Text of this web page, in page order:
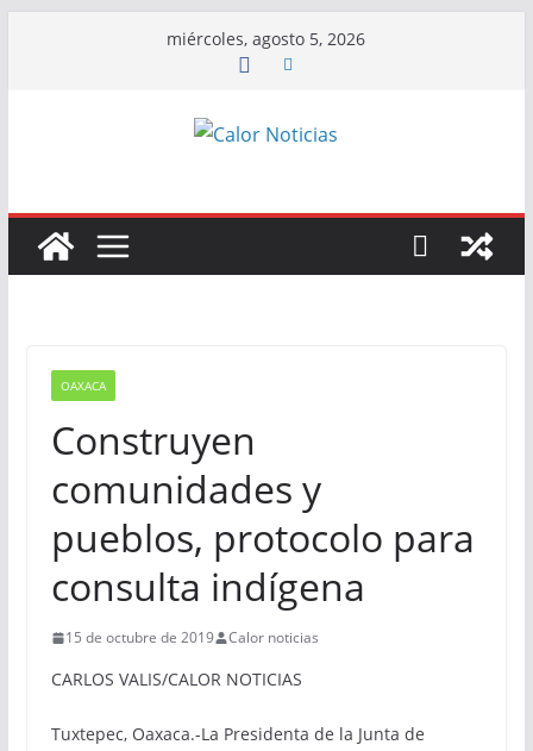
miércoles, agosto 5, 2026
OAXACA
Construyen
comunidades y
pueblos, protocolo para
consulta indígena
15 de octubre de 2019 Calor noticias
CARLOS VALIS/CALOR NOTICIAS
Tuxtepec, Oaxaca.-La Presidenta de la Junta de